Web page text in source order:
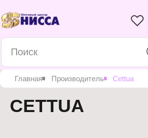
Главная Производитель Cettua
CETTUA